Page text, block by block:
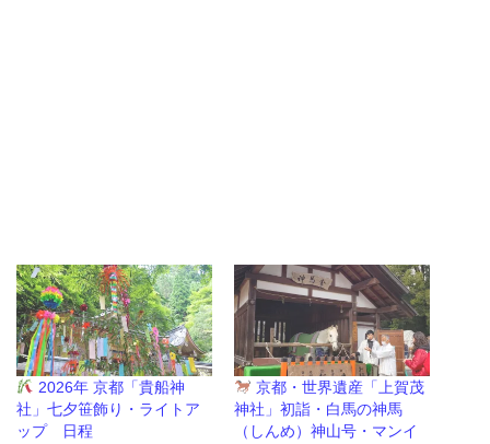
2026年 京都「貴船神
社」七夕笹飾り・ライトア
ップ 日程
京都・世界遺産「上賀茂
神社」初詣・白馬の神馬
（しんめ）神山号・マンイ